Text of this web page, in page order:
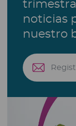
noticias
nuestro